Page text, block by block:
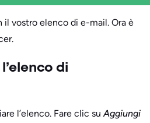
vostro elenco di e-mail. Ora è
di
l’elenco. Fare clic suAggiungi